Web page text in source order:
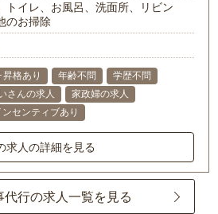
トイレ、お風呂、洗面所、リビン
のお掃除
昇格あり 年齢不問
学歴不問
さんの求人
家政婦の求人
ンセンティブあり
求人の詳細を見る
代行の求人一覧を見る